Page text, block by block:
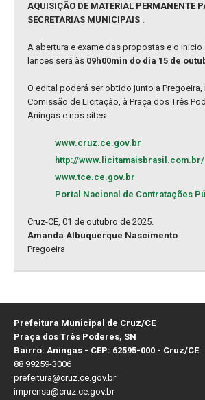
AQUISIÇÃO DE MATERIAL PERMANENTE
SECRETARIAS MUNICIPAIS .
A abertura e exame das propostas e o
lances será às 09h00min do dia 15 de
O edital poderá ser obtido junto a Pregoeira,
Comissão de Licitação, à Praça dos Três
Aningas e nos sites:
www.cruz.ce.gov.br
http://www.licitamaisbrasil.com.br/
www.tce.ce.gov.br
Portal Nacional de Contratações
Cruz-CE, 01 de outubro de 2025.
Amanda Albuquerque Nascimento
Pregoeira
Prefeitura Municipal de Cruz/CE
Praça dos Três Poderes, SN
Bairro: Aningas - CEP: 62595-000 - Cruz/CE
88 99259-3006
prefeitura@cruz.ce.gov.br
imprensa@cruz.ce.gov.br